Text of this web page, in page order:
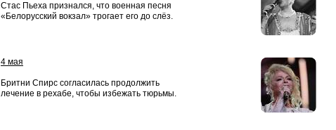
Стас Пьеха признался, что военная песня
«Белорусский вокзал» трогает его до слёз.
4 мая
Бритни Спирс согласилась продолжить
лечение в рехабе, чтобы избежать тюрьмы.